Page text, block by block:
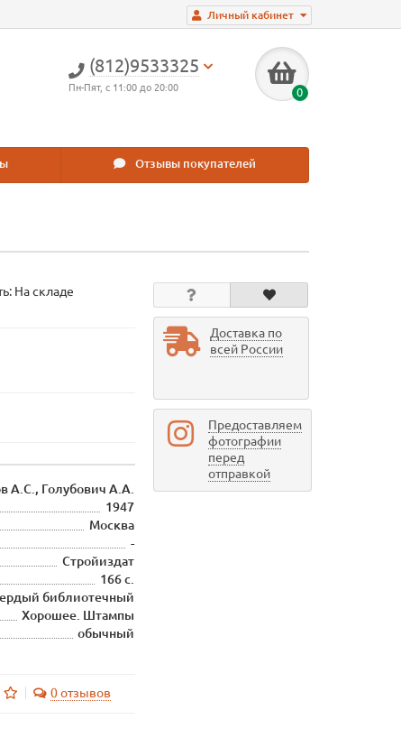
Личный кабинет
(812)9533325
Пн-Пят, с 11:00 до 20:00 0
Отзывы покупателей
На складе
А.С., Голубович А.А.
1947
Москва
-
Стройиздат
166 с.
библиотечный
Хорошее. Штампы
обычный
0 отзывов
Доставка по
всей России
Предоставляем
фотографии
перед
отправкой